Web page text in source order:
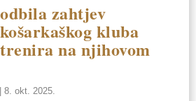
zahtjev
kluba
na njihovom
8. okt. 2025.